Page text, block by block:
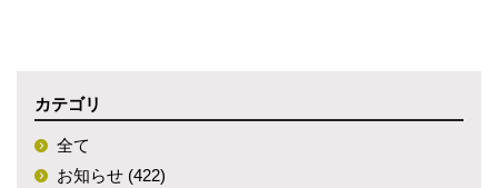
カテゴリ
全て
お知らせ (422)